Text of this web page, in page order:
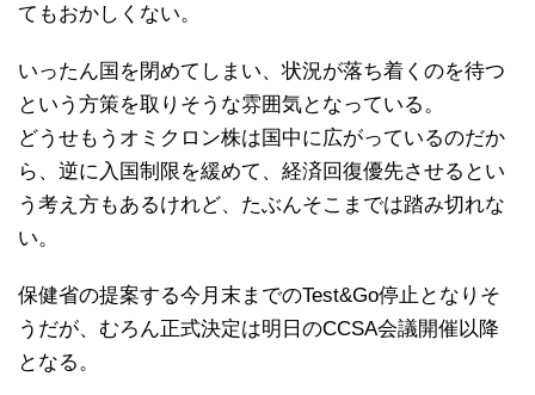
てもおかしくない。
いったん国を閉めてしまい、状況が落ち着くのを待つ
という方策を取りそうな雰囲気となっている。
どうせもうオミクロン株は国中に広がっているのだか
ら、逆に入国制限を緩めて、経済回復優先させるとい
う考え方もあるけれど、たぶんそこまでは踏み切れな
い。
保健省の提案する今月末までのTest&Go停止となりそ
うだが、むろん正式決定は明日のCCSA会議開催以降
となる。